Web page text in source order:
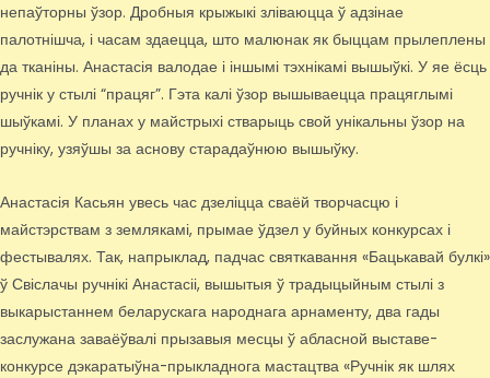
непаўторны ўзор. Дробныя крыжыкі зліваюцца ў адзінае
палотнішча, і часам здаецца, што малюнак як быццам прылеплены
да тканіны. Анастасія валодае і іншымі тэхнікамі вышыўкі. У яе ёсць
ручнік у стылі “працяг”. Гэта калі ўзор вышываецца працяглымі
шыўкамі. У планах у майстрыхі стварыць свой унікальны ўзор на
ручніку, узяўшы за аснову старадаўнюю вышыўку.
Анастасія Касьян увесь час дзеліцца сваёй творчасцю і
майстэрствам з землякамі, прымае ўдзел у буйных конкурсах і
фестывалях. Так, напрыклад, падчас святкавання «Бацькавай булкі»
ў Свіслачы ручнікі Анастасіі, вышытыя ў традыцыйным стылі з
выкарыстаннем беларускага народнага арнаменту, два гады
заслужана заваёўвалі прызавыя месцы ў абласной выставе-
конкурсе дэкаратыўна-прыкладнога мастацтва «Ручнік як шлях